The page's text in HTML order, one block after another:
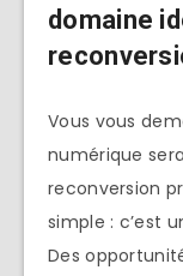
domaine
Vous vous
numérique
reconversion
simple : c’est
Des